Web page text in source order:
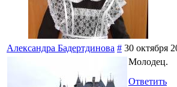
Александра Бадертдинова # 30 октября
Молодец.
Ответить